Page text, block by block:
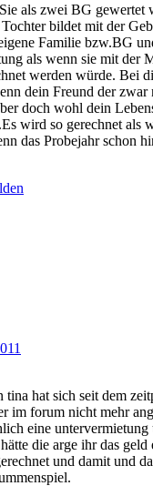
als zwei BG gewertet
bildet mit der
Familie bzw.BG
als wenn sie mit der
werden würde. Bei
dein Freund der zwar
doch wohl dein
wird so gerechnet als
das Probejahr schon
tina hat sich seit dem
im forum nicht mehr
eine untervermietung
die arge ihr das geld
und damit und